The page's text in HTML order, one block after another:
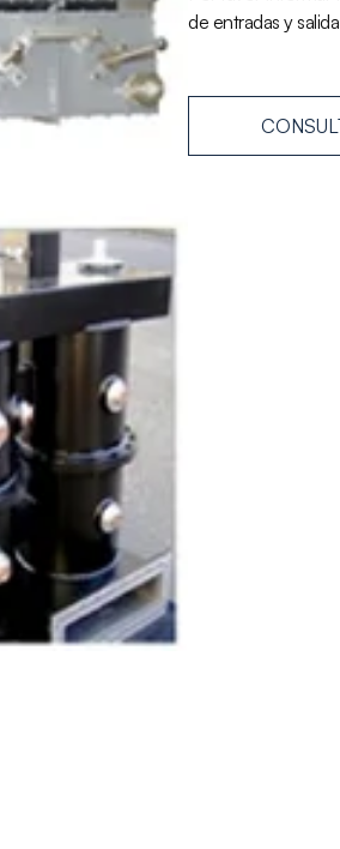
de entradas y